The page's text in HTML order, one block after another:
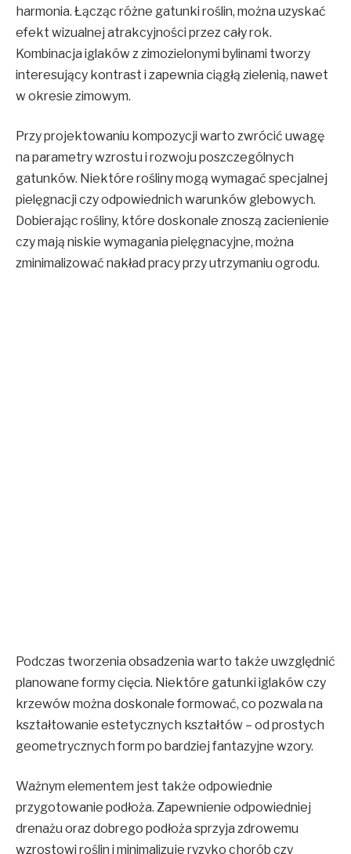
harmonia. Łącząc różne gatunki roślin, można uzyskać
efekt wizualnej atrakcyjności przez cały rok.
Kombinacja iglaków z zimozielonymi bylinami tworzy
interesujący kontrast i zapewnia ciągłą zielenią, nawet
w okresie zimowym.
Przy projektowaniu kompozycji warto zwrócić uwagę
na parametry wzrostu i rozwoju poszczególnych
gatunków. Niektóre rośliny mogą wymagać specjalnej
pielęgnacji czy odpowiednich warunków glebowych.
Dobierając rośliny, które doskonale znoszą zacienienie
czy mają niskie wymagania pielęgnacyjne, można
zminimalizować nakład pracy przy utrzymaniu ogrodu.
Podczas tworzenia obsadzenia warto także uwzględnić
planowane formy cięcia. Niektóre gatunki iglaków czy
krzewów można doskonale formować, co pozwala na
kształtowanie estetycznych kształtów – od prostych
geometrycznych form po bardziej fantazyjne wzory.
Ważnym elementem jest także odpowiednie
przygotowanie podłoża. Zapewnienie odpowiedniej
drenażu oraz dobrego podłoża sprzyja zdrowemu
wzrostowi roślin i minimalizuje ryzyko chorób czy